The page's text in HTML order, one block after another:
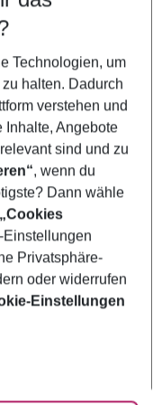
Technologien, um
halten. Dadurch
verstehen und
Inhalte, Angebote
sind und zu
, wenn du
Dann wähle
„Cookies
Privatsphäre-
oder widerrufen
Einstellungen